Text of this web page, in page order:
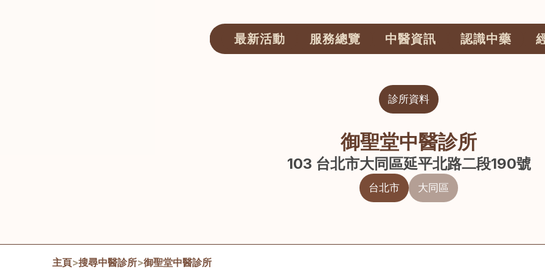
最新活動 服務總覽 中醫資訊 認識中藥
診所資料
御聖堂中醫診所
103 台北市大同區延平北路二段190號
台北市 大同區
主頁>搜尋中醫診所>御聖堂中醫診所